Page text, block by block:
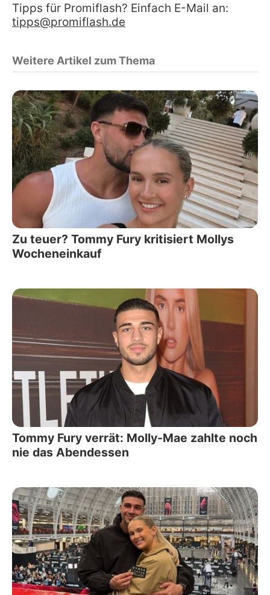
Tipps für Promiflash? Einfach E-Mail an:
tipps@promiflash.de
Weitere Artikel zum Thema
Zu teuer? Tommy Fury kritisiert Mollys
Wocheneinkauf
Tommy Fury verrät: Molly-Mae zahlte noch
nie das Abendessen